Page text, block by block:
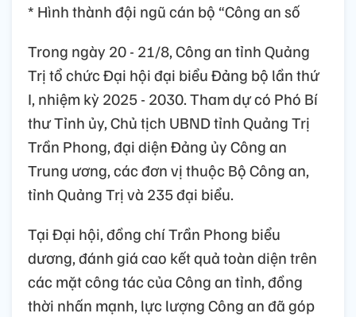
* Hình thành đội ngũ cán bộ “Công an số
Trong ngày 20 - 21/8, Công an tỉnh Quảng
Trị tổ chức Đại hội đại biểu Đảng bộ lần thứ
I, nhiệm kỳ 2025 - 2030. Tham dự có Phó Bí
thư Tỉnh ủy, Chủ tịch UBND tỉnh Quảng Trị
Trần Phong, đại diện Đảng ủy Công an
Trung ương, các đơn vị thuộc Bộ Công an,
tỉnh Quảng Trị và 235 đại biểu.
Tại Đại hội, đồng chí Trần Phong biểu
dương, đánh giá cao kết quả toàn diện trên
các mặt công tác của Công an tỉnh, đồng
thời nhấn mạnh, lực lượng Công an đã góp